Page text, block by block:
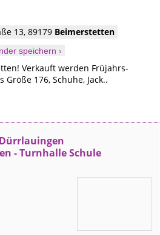
13,89179 Beimerstetten
speichern ›
Verkauft werden Früjahrs-
176, Schuhe, Jack..
- Turnhalle Schule